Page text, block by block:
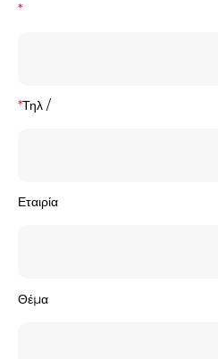
*
*Τηλ /
Εταιρία
Θέμα